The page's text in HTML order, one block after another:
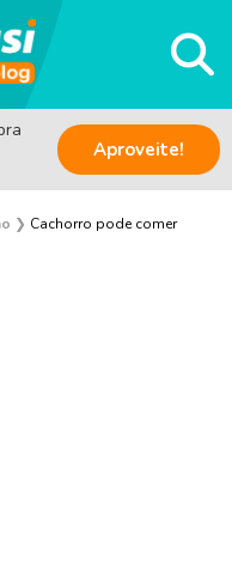
Aproveite!
❯ Cachorro pode comer